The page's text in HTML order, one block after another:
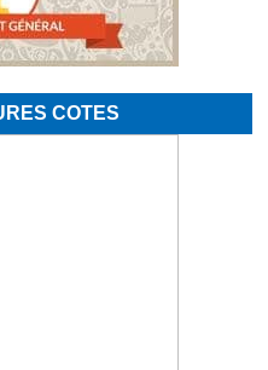
COTES